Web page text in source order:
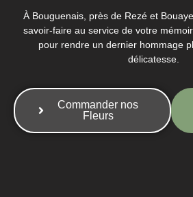
À Bouguenais, près de Rezé et
savoir-faire au service de votre
pour rendre un dernier hommage
délicatesse.
Commander nos
Fleurs